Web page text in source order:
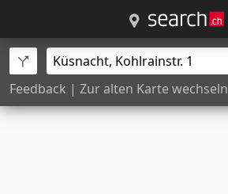
Feedback | Zur alten Karte wechseln